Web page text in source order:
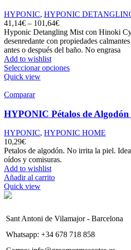
HYPONIC, HYPONIC
41,14€ – 101,64€
Hyponic Detangling Mist con Hinoki
desenredante con propiedades
antes o después del baño. No engrasa
Add to wishlist
Seleccionar opciones
Quick view
Comparar
HYPONIC Pétalos de
HYPONIC, HYPONIC HOME
10,29€
Petalos de algodón. No irrita la piel.
oídos y comisuras.
Add to wishlist
Añadir al carrito
Quick view
Sant Antoni de Vilamajor - Barcelona
Whatsapp: +34 678 718 858